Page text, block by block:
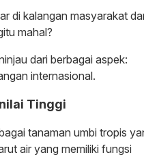
di kalangan masyarakat
mahal?
dari berbagai aspek:
internasional.
Tinggi
tanaman umbi tropis
air yang memiliki fungsi